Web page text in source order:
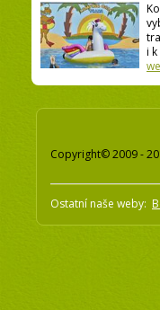
i k
Copyright© 2009 -
Ostatní naše weby: